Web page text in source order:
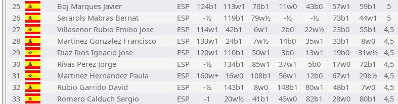
25
Boj Marques Javier ESP 124b1 113w1 76b1 11w0 43b0 57w1 59b1 5
26
Serarols Mabras Bernat ESP -½ 119b1 79w½ -½ -½ 73b1 44w1 5
27
Villasenor Rubio Emilio Jose ESP 114w1 42b1 6w1 2b0 22w½ 23b0 55b1 4,5
28
Martinez Gonzalez Francisco ESP 133w1 24b1 7w½ 14b0 35w1 33b1 8w0 4,5
29
Diaz Rios Ignacio Jose ESP 120w1 110b1 50w1 3b0 13w1 19b0 31w½ 4,5
30
Rivas Perez Jorge ESP -½ 134b1 85w1 37w1 5b0 17w0 72b1 4,5
31
Martinez Hernandez Paula ESP 160w+ 16w0 108b1 56w1 12b0 67w1 29b½ 4,5
32
Rubio Garrido David ESP -½ 143b1 8w0 148b1 80w1 48b1 7w0 4,5
33
Romero Calduch Sergio ESP -1 20w½ 41b1 45w0 82b1 28w0 80b1 4,5